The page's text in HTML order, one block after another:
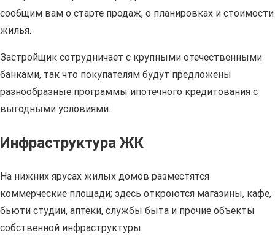
сообщим вам о старте продаж, о планировках и стоимости
жилья.
Застройщик сотрудничает с крупными отечественными
банками, так что покупателям будут предложены
разнообразные программы ипотечного кредитования с
выгодными условиями.
Инфраструктура ЖК
На нижних ярусах жилых домов разместятся
коммерческие площади; здесь откроются магазины, кафе,
бьюти студии, аптеки, службы быта и прочие объекты
собственной инфраструктуры.